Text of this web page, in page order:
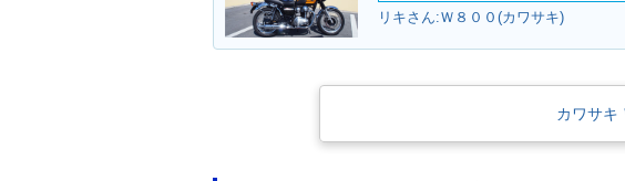
リキさん:Ｗ８００(カワサキ)
カワサキ